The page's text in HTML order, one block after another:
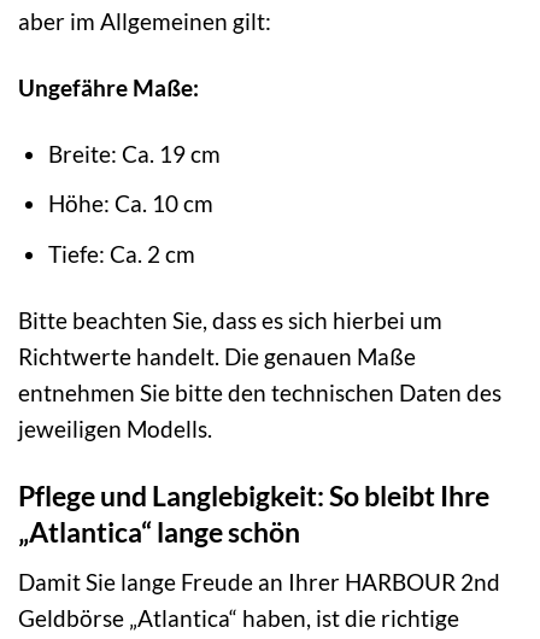
aber im Allgemeinen gilt:
Ungefähre Maße:
Breite: Ca. 19 cm
Höhe: Ca. 10 cm
Tiefe: Ca. 2 cm
Bitte beachten Sie, dass es sich hierbei um
Richtwerte handelt. Die genauen Maße
entnehmen Sie bitte den technischen Daten des
jeweiligen Modells.
Pflege und Langlebigkeit: So bleibt Ihre
„Atlantica“ lange schön
Damit Sie lange Freude an Ihrer HARBOUR 2nd
Geldbörse „Atlantica“ haben, ist die richtige